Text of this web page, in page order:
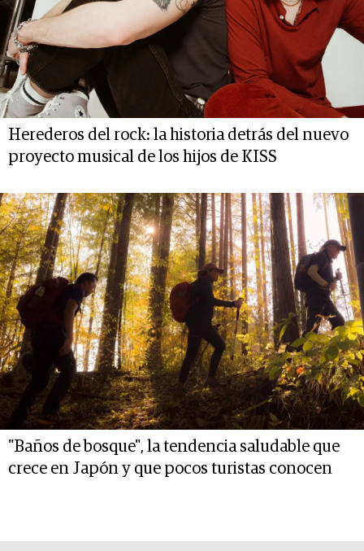
Herederos del rock: la historia detrás del nuevo
proyecto musical de los hijos de KISS
"Baños de bosque", la tendencia saludable que
crece en Japón y que pocos turistas conocen